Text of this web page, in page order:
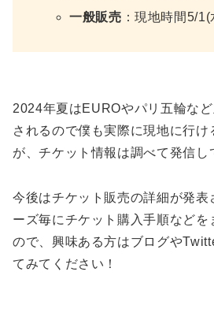
一般販売 ：現地時間5/
2024年夏はEUROやパリ五輪な
されるので僕も実際に現地に行け
が、チケット情報は調べて発信し
今後はチケット販売の詳細が発表
ーズ毎にチケット購入手順などを
ので、興味ある方はブログや
てみてください！